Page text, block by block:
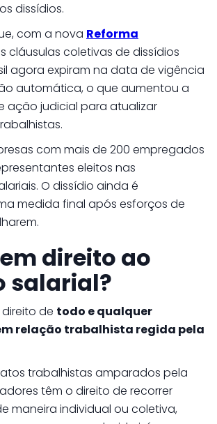
dissídios.
com a nova Reforma
cláusulas coletivas de dissídios
agora expiram na data de vigência
automática, o que aumentou a
ação judicial para atualizar
com mais de 200 empregados
eleitos nas
O dissídio ainda é
medida final após esforços de
direito ao
salarial?
de todo e qualquer
relação trabalhista regida pela
trabalhistas amparados pela
têm o direito de recorrer
maneira individual ou coletiva,